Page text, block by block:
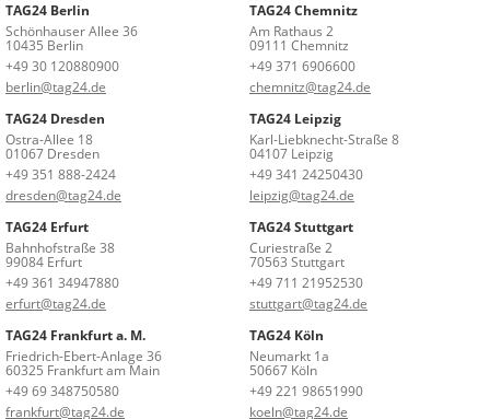
TAG24 Berlin
Schönhauser Allee 36
10435 Berlin
+49 30 120880900
berlin@tag24.de
TAG24 Chemnitz
Am Rathaus 2
09111 Chemnitz
+49 371 6906600
chemnitz@tag24.de
TAG24 Dresden
Ostra-Allee 18
01067 Dresden
+49 351 888-2424
dresden@tag24.de
TAG24 Leipzig
Karl-Liebknecht-Straße 8
04107 Leipzig
+49 341 24250430
leipzig@tag24.de
TAG24 Erfurt
Bahnhofstraße 38
99084 Erfurt
+49 361 34947880
erfurt@tag24.de
TAG24 Stuttgart
Curiestraße 2
70563 Stuttgart
+49 711 21952530
stuttgart@tag24.de
TAG24 Frankfurt a. M.
Friedrich-Ebert-Anlage 36
60325 Frankfurt am Main
+49 69 348750580
frankfurt@tag24.de
TAG24 Köln
Neumarkt 1a
50667 Köln
+49 221 98651990
koeln@tag24.de